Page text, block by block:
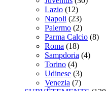
Lazio (12)
Napoli (23)
Palermo (2)
Parma Calcio (8)
Roma (18)
Sampdoria (4)
Torino (4)
Udinese (3)
Venezia (7)